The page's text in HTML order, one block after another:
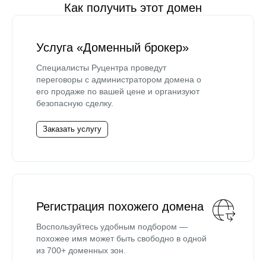
Как получить этот домен
Услуга «Доменный брокер»
Специалисты Руцентра проведут
переговоры с администратором домена о
его продаже по вашей цене и организуют
безопасную сделку.
Заказать услугу
Регистрация похожего домена
Воспользуйтесь удобным подбором —
похожее имя может быть свободно в одной
из 700+ доменных зон.